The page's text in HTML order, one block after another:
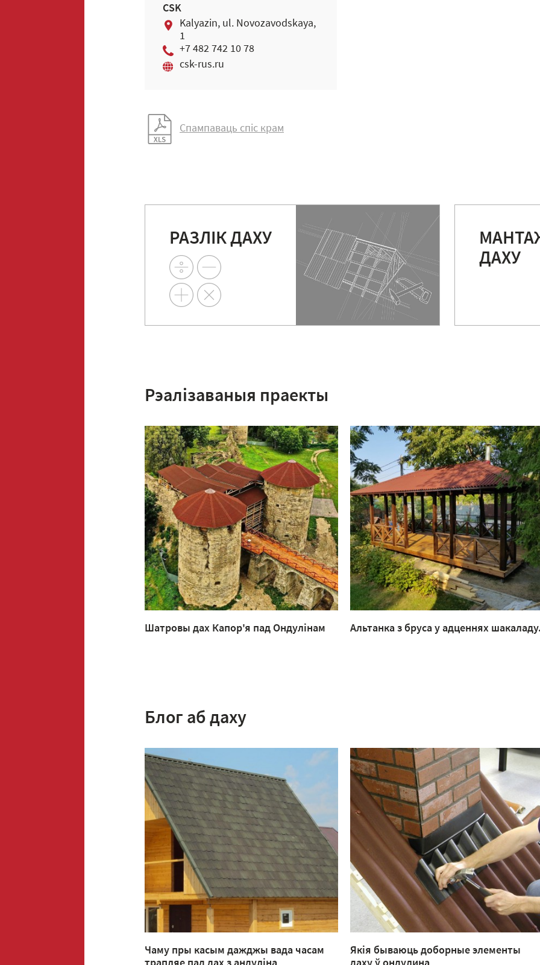
CSK
Kalyazin, ul. Novozavodskaya,
1
+7 482 742 10 78
csk-rus.ru
Спампаваць спіс крам
РАЗЛІК ДАХУ
ДАХУ
Рэалізаваныя праекты
Шатровы дах Капор'я пад Ондулінам Альтанка з бруса у адценнях
Блог аб даху
Чаму пры касым дажджы вада часам
Якія бываюць доборные элементы